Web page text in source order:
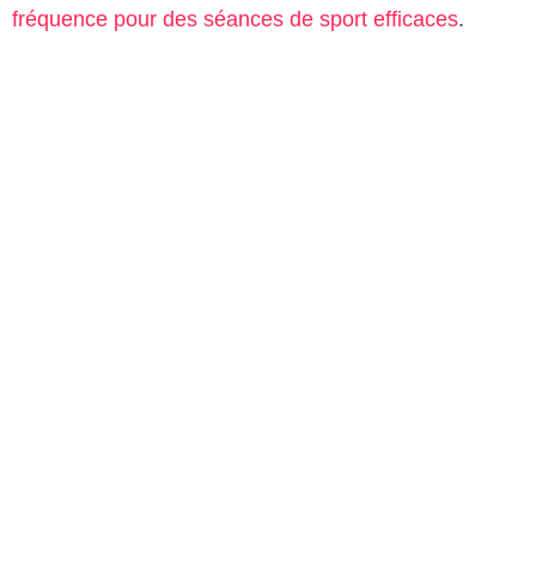
fréquence pour des séances de sport efficaces.